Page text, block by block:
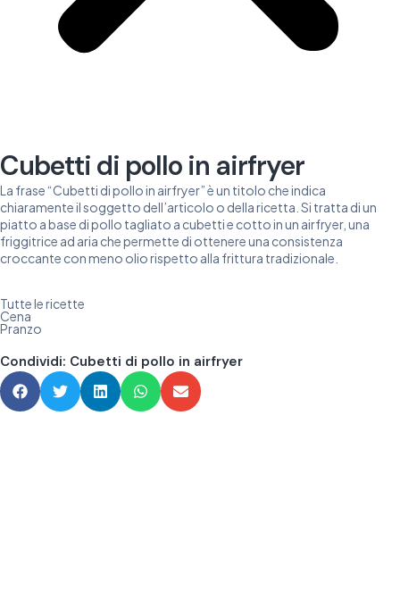
Cubetti di pollo in airfryer
La frase “Cubetti di pollo in airfryer” è un titolo che indica
chiaramente il soggetto dell’articolo o della ricetta. Si tratta di un
piatto a base di pollo tagliato a cubetti e cotto in un airfryer, una
friggitrice ad aria che permette di ottenere una consistenza
croccante con meno olio rispetto alla frittura tradizionale.
Tutte le ricette
Cena
Pranzo
Condividi: Cubetti di pollo in airfryer​